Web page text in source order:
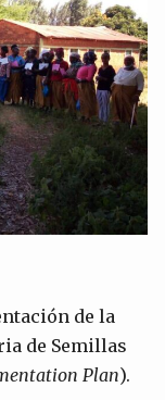
de la
de Semillas
Plan).